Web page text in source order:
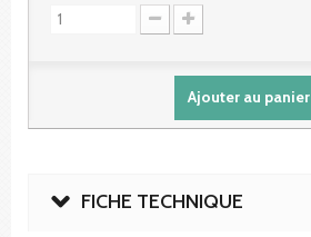
Ajouter au panier
FICHE TECHNIQUE